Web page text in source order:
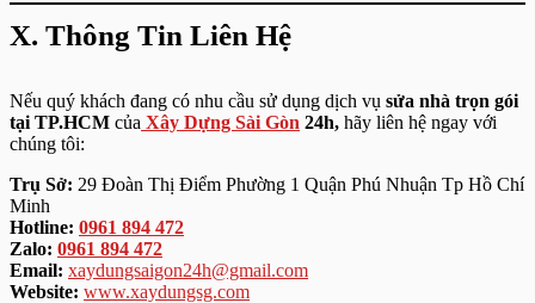
X. Thông Tin Liên Hệ
Nếu quý khách đang có nhu cầu sử dụng dịch vụ sửa nhà trọn gói
tại TP.HCM của Xây Dựng Sài Gòn 24h, hãy liên hệ ngay với
chúng tôi:
Trụ Sở: 29 Đoàn Thị Điểm Phường 1 Quận Phú Nhuận Tp Hồ Chí
Minh
Hotline: 0961 894 472
Zalo: 0961 894 472
Email: xaydungsaigon24h@gmail.com
Website: www.xaydungsg.com